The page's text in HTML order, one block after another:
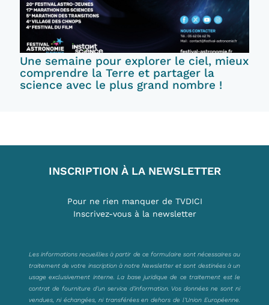
Une semaine pour explorer le ciel, mieux
comprendre la Terre et partager la
science avec le plus grand nombre !
INSCRIPTION À LA NEWSLETTER
Pour ne rien manquer de TVDICI
Inscrivez-vous à la newsletter
Les informations recueillies à partir de ce formulaire sont nécessaires au
traitement de votre inscription à notre Newsletter et sont destinées à un
usage exclusivement interne. La base juridique de ce traitement est le
contrat de fourniture d’un service d’information. Vos données ne sont ni
vendues, ni échangées, ni transférées en dehors de l’Union Européenne.